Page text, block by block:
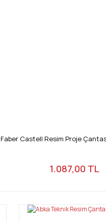
Faber Castell Resim Proje
1.087,00 TL